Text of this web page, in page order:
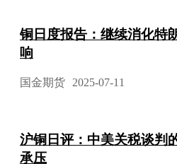
铜日度报告：继续消化特
响
国金期货 2025-07-11
沪铜日评：中美关税谈判
承压